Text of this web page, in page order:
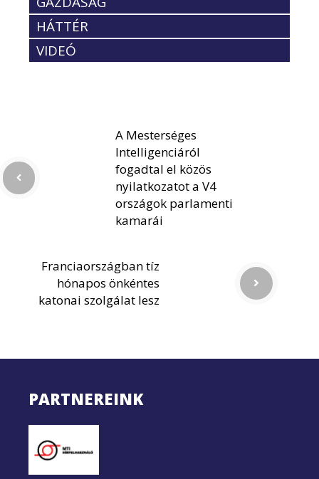
HÁTTÉR
VIDEÓ
A Mesterséges
Intelligenciáról
fogadtal el közös
nyilatkozatot a V4
országok parlamenti
kamarái
Franciaországban tíz
hónapos önkéntes
katonai szolgálat lesz
PARTNEREINK